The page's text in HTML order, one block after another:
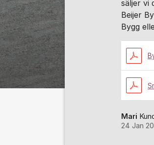
säljer vi
Beijer
Bygg
Mari
24 Jan